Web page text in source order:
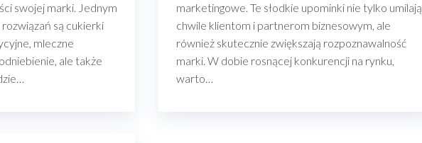
swojej marki. Jednym
są cukierki
mleczne
ale także
marketingowe. Te słodkie upominki nie tylko umilają
chwile klientom i partnerom biznesowym, ale
również skutecznie zwiększają rozpoznawalność
marki. W dobie rosnącej konkurencji na rynku,
warto…